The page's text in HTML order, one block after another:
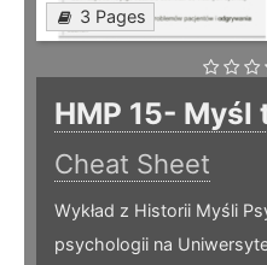
3 Pages
HMP 15-
Cheat Sheet
Wykład z Historii Myśli
psychologii na